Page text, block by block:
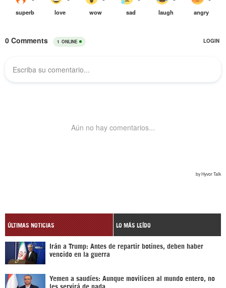
ÚLTIMAS NOTICIAS LO MÁS LEÍDO
Irán a Trump: Antes de repartir botines, deben haber
vencido en la guerra
Yemen a saudíes: Aunque movilicen al mundo entero, no
les servirá de nada